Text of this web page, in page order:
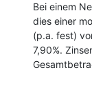
Bei einem
dies einer
(p.a. fest)
7,90%.